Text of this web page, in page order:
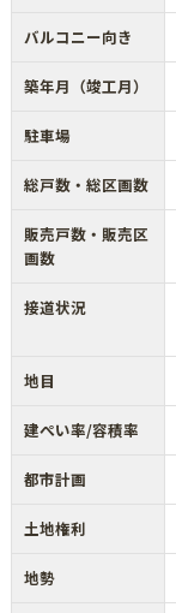
バルコニー向き
築年月（竣工月）
駐車場
総戸数・総区画数
販売戸数・販売区
画数
接道状況
地目
建ぺい率/容積率
都市計画
土地権利
地勢